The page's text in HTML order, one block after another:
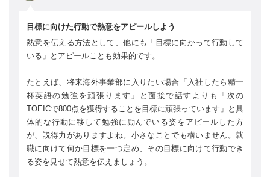
目標に向けた行動で熱意をアピールしよう
熱意を伝える方法として、他にも「目標に向かって行動して
いる」とアピールことも効果的です。
たとえば、将来海外事業部に入りたい場合「入社したら精一
杯英語の勉強を頑張ります」と面接で話すよりも「次の
TOEICで800点を獲得することを目標に頑張っています」と具
体的な行動に移して勉強に励んでいる姿をアピールした方
が、説得力がありますよね。小さなことでも構いません。就
職に向けて何か目標を一つ定め、その目標に向けて行動でき
る姿を見せて熱意を伝えましょう。